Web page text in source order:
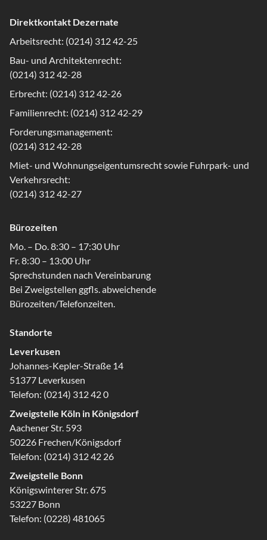
Direktkontakt Dezernate
Arbeitsrecht: (0214) 312 42-25
Bau- und Architektenrecht:
(0214) 312 42-28
Erbrecht: (0214) 312 42-26
Familienrecht: (0214) 312 42-29
Forderungsmanagement:
(0214) 312 42-28
Miet- und Wohnungseigentumsrecht sowie Fuhrpark- und
Verkehrsrecht:
(0214) 312 42-27
Bürozeiten
Mo. – Do. 8:30 – 17:30 Uhr
Fr. 8:30 – 13:00 Uhr
Sprechstunden nach Vereinbarung
Bei Zweigstellen ggfls. abweichende
Bürozeiten/Telefonzeiten.
Standorte
Leverkusen
Johannes-Kepler-Straße 14
51377 Leverkusen
Telefon: (0214) 312 42 0
Zweigstelle Köln in Königsdorf
Aachener Str. 593
50226 Frechen/Königsdorf
Telefon: (0214) 312 42 26
Zweigstelle Bonn
Königswinterer Str. 675
53227 Bonn
Telefon: (0228) 481065